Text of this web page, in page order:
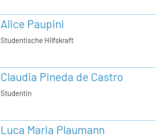
Alice Paupini
Studentische Hilfskraft
Claudia Pineda de Castro
Studentin
Luca Maria Plaumann